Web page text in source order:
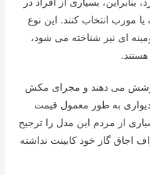
مورب انتخاب کنند. این نوع
ای نیز شناخته می شود،
پوشش می دهند و مجرای مکش
دیواری به طور معمول قیمت
از مردم این مدل را ترجیح
اجاق گاز خود کابینت نداشته